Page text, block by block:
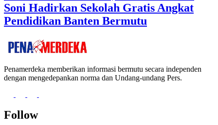
Soni Hadirkan Sekolah Gratis Angkat
Pendidikan Banten Bermutu
Penamerdeka memberikan informasi bermutu secara independen
dengan mengedepankan norma dan Undang-undang Pers.
Follow